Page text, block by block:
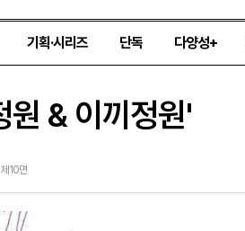
기획·시리즈 단독 다양성+
& 이끼정원'
10면